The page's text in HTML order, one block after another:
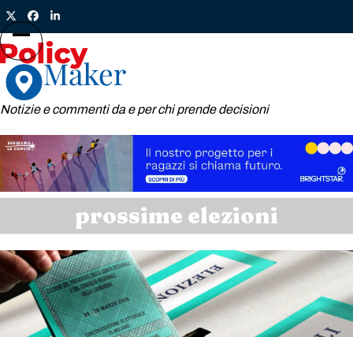
Skip
to
content
TwitterFacebook
LinkedIn
Notizie e commenti da e per chi prende decisioni
Open
mobile
menu
Close
mobile
menu
prossime elezioni